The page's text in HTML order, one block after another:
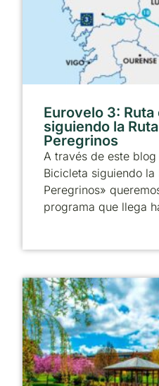
Eurovelo 3:
siguiendo la
Peregrinos
A través de este
Bicicleta siguiendo la
Peregrinos»
programa que llega